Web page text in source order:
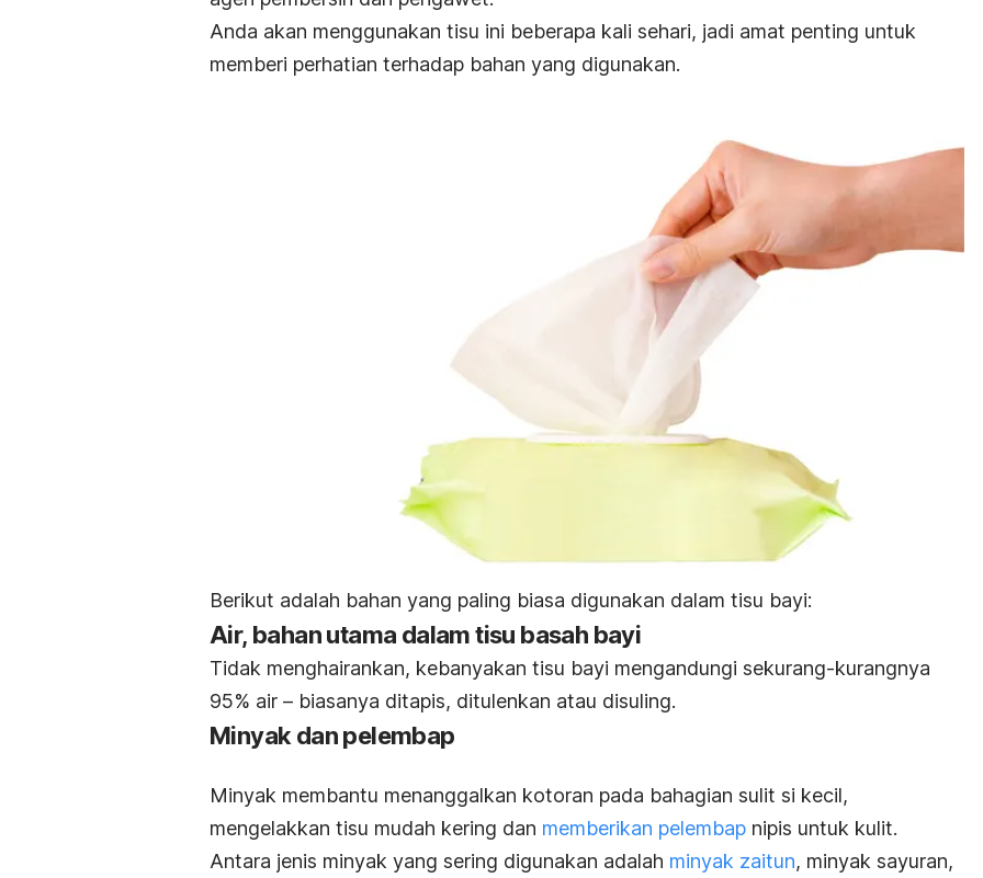
Anda akan menggunakan tisu ini beberapa kali sehari, jadi amat penting untuk
memberi perhatian terhadap bahan yang digunakan.
Berikut adalah bahan yang paling biasa digunakan dalam tisu bayi:
Air, bahan utama dalam tisu basah bayi
Tidak menghairankan, kebanyakan tisu bayi mengandungi sekurang-kurangnya
95% air – biasanya ditapis, ditulenkan atau disuling.
Minyak dan pelembap
Minyak membantu menanggalkan kotoran pada bahagian sulit si kecil,
mengelakkan tisu mudah kering dan memberikan pelembap nipis untuk kulit.
Antara jenis minyak yang sering digunakan adalah minyak zaitun, minyak sayuran,